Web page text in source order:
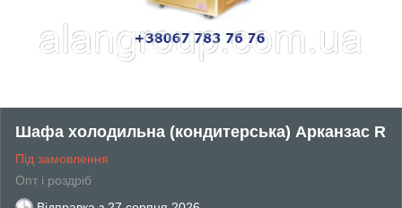
Шафа холодильна (кондитерська) Арканзас R
Під замовлення
Опт і роздріб